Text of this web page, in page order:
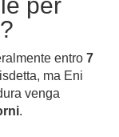
entro7
ma Eni
venga
.